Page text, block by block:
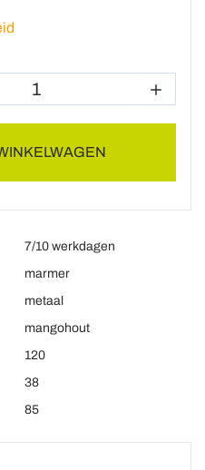
7/10 werkdagen
marmer
metaal
mangohout
120
38
85